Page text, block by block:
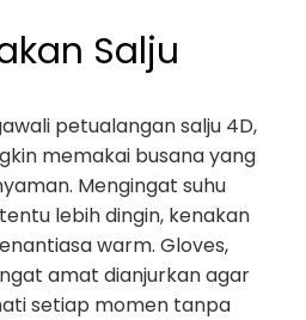
Salju
petualangan salju 4D,
memakai busana yang
Mengingat suhu
lebih dingin, kenakan
warm. Gloves,
amat dianjurkan agar
setiap momen tanpa